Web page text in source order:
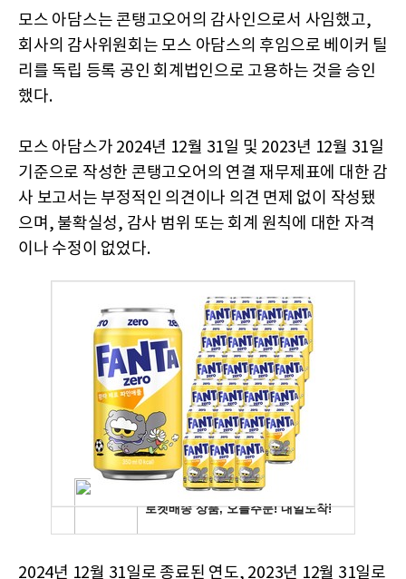
모스 아담스는 콘탱고오어의 감사인으로서 사임했고,
회사의 감사위원회는 모스 아담스의 후임으로 베이커 틸
리를 독립 등록 공인 회계법인으로 고용하는 것을 승인
했다.
모스 아담스가 2024년 12월 31일 및 2023년 12월 31일
기준으로 작성한 콘탱고오어의 연결 재무제표에 대한 감
사 보고서는 부정적인 의견이나 의견 면제 없이 작성됐
으며, 불확실성, 감사 범위 또는 회계 원칙에 대한 자격
이나 수정이 없었다.
2024년 12월 31일로 종료된 연도, 2023년 12월 31일로